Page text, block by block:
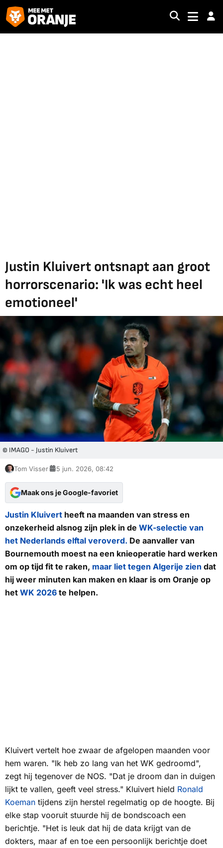
Justin Kluivert ontsnapt aan groot
horrorscenario: 'Ik was echt heel
emotioneel'
© IMAGO - Justin Kluivert
Tom Visser 5 jun. 2026, 08:42
Maak ons je Google-favoriet
Justin Kluivert heeft na maanden van stress en
onzekerheid alsnog zijn plek in de WK-selectie van
het Nederlands elftal veroverd. De aanvaller van
Bournemouth moest na een knieoperatie hard werken
om op tijd fit te raken, maar liet tegen Algerije zien dat
hij weer minuten kan maken en klaar is om Oranje op
het WK 2026 te helpen.
Kluivert vertelt hoe zwaar de afgelopen maanden voor
hem waren. "Ik heb zo lang van het WK gedroomd",
zegt hij tegenover de NOS. "Dat je droom dan in duigen
lijkt te vallen, geeft veel stress." Kluivert hield Ronald
Koeman tijdens zijn herstel regelmatig op de hoogte. Bij
elke stap vooruit stuurde hij de bondscoach een
berichtje. "Het is leuk dat hij de data krijgt van de
dokters, maar af en toe een persoonlijk berichtje doet